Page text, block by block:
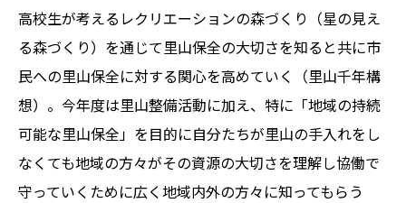
高校生が考えるレクリエーションの森づくり（星の見え
る森づくり）を通じて里山保全の大切さを知ると共に市
民への里山保全に対する関心を高めていく（里山千年構
想）。今年度は里山整備活動に加え、特に「地域の持続
可能な里山保全」を目的に自分たちが里山の手入れをし
なくても地域の方々がその資源の大切さを理解し協働で
守っていくために広く地域内外の方々に知ってもらう